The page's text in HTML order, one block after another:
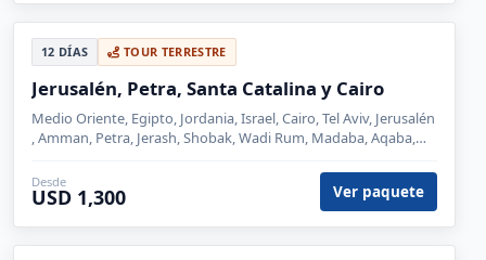
12 DÍAS TOUR TERRESTRE
Jerusalén, Petra, Santa Catalina y Cairo
Medio Oriente, Egipto, Jordania, Israel, Cairo, Tel Aviv, Jerusalén
, Amman, Petra, Jerash, Shobak, Wadi Rum, Madaba, Aqaba,
Desde
USD 1,300 Ver paquete